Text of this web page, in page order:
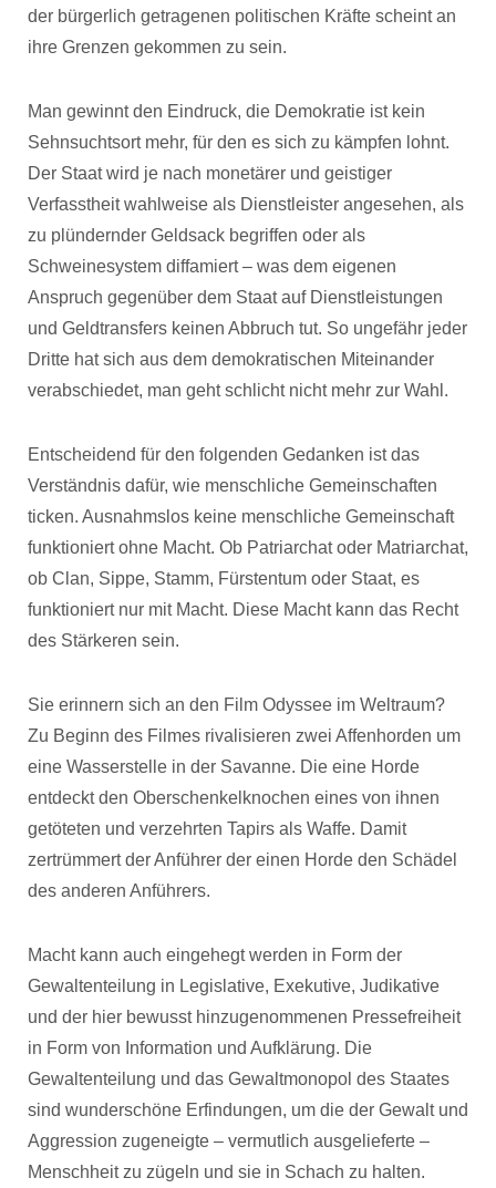
der bürgerlich getragenen politischen Kräfte scheint an
ihre Grenzen gekommen zu sein.
Man gewinnt den Eindruck, die Demokratie ist kein
Sehnsuchtsort mehr, für den es sich zu kämpfen lohnt.
Der Staat wird je nach monetärer und geistiger
Verfasstheit wahlweise als Dienstleister angesehen, als
zu plündernder Geldsack begriffen oder als
Schweinesystem diffamiert – was dem eigenen
Anspruch gegenüber dem Staat auf Dienstleistungen
und Geldtransfers keinen Abbruch tut. So ungefähr jeder
Dritte hat sich aus dem demokratischen Miteinander
verabschiedet, man geht schlicht nicht mehr zur Wahl.
Entscheidend für den folgenden Gedanken ist das
Verständnis dafür, wie menschliche Gemeinschaften
ticken. Ausnahmslos keine menschliche Gemeinschaft
funktioniert ohne Macht. Ob Patriarchat oder Matriarchat,
ob Clan, Sippe, Stamm, Fürstentum oder Staat, es
funktioniert nur mit Macht. Diese Macht kann das Recht
des Stärkeren sein.
Sie erinnern sich an den Film Odyssee im Weltraum?
Zu Beginn des Filmes rivalisieren zwei Affenhorden um
eine Wasserstelle in der Savanne. Die eine Horde
entdeckt den Oberschenkelknochen eines von ihnen
getöteten und verzehrten Tapirs als Waffe. Damit
zertrümmert der Anführer der einen Horde den Schädel
des anderen Anführers.
Macht kann auch eingehegt werden in Form der
Gewaltenteilung in Legislative, Exekutive, Judikative
und der hier bewusst hinzugenommenen Pressefreiheit
in Form von Information und Aufklärung. Die
Gewaltenteilung und das Gewaltmonopol des Staates
sind wunderschöne Erfindungen, um die der Gewalt und
Aggression zugeneigte – vermutlich ausgelieferte –
Menschheit zu zügeln und sie in Schach zu halten.